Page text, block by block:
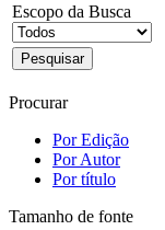
Escopo da Busca
Procurar
Por Edição
Por Autor
Por título
Tamanho de fonte